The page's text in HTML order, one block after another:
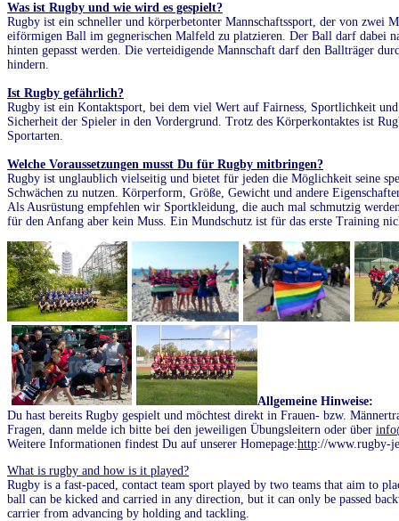
Was ist Rugby und wie wird es gespielt?
Rugby ist ein schneller und körperbetonter Mannschaftssport, der von zwei
eiförmigen Ball im gegnerischen Malfeld zu platzieren. Der Ball darf dabei
hinten gepasst werden. Die verteidigende Mannschaft darf den Ballträger
hindern.
Ist Rugby gefährlich?
Rugby ist ein Kontaktsport, bei dem viel Wert auf Fairness, Sportlichkeit
Sicherheit der Spieler in den Vordergrund. Trotz des Körperkontaktes ist
Sportarten.
Welche Voraussetzungen musst Du für Rugby mitbringen?
Rugby ist unglaublich vielseitig und bietet für jeden die Möglichkeit seine
Schwächen zu nutzen. Körperform, Größe, Gewicht und andere
Als Ausrüstung empfehlen wir Sportkleidung, die auch mal schmutzig
für den Anfang aber kein Muss. Ein Mundschutz ist für das erste Training
Allgemeine Hinweise:
Du hast bereits Rugby gespielt und möchtest direkt in Frauen- bzw.
Fragen, dann melde ich bitte bei den jeweiligen Übungsleitern oder über
Weitere Informationen findest Du auf unserer Homepage:http://www.rugby-
What is rugby and how is it played?
Rugby is a fast-paced, contact team sport played by two teams that aim to
ball can be kicked and carried in any direction, but it can only be passed
carrier from advancing by holding and tackling.